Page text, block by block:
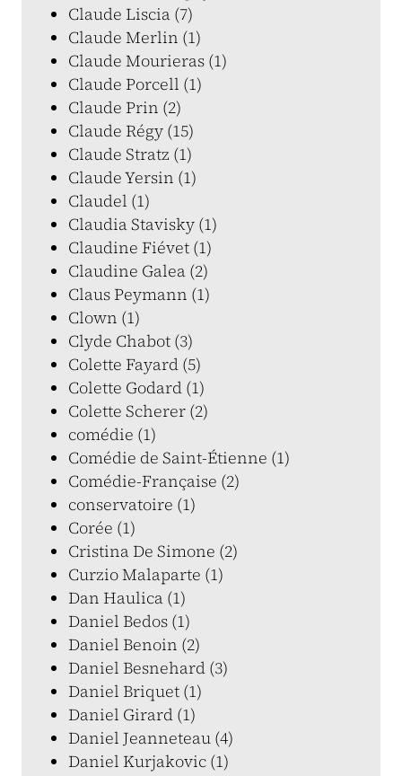
Claude Liscia (7)
Claude Merlin (1)
Claude Mourieras (1)
Claude Porcell (1)
Claude Prin (2)
Claude Régy (15)
Claude Stratz (1)
Claude Yersin (1)
Claudel (1)
Claudia Stavisky (1)
Claudine Fiévet (1)
Claudine Galea (2)
Claus Peymann (1)
Clown (1)
Clyde Chabot (3)
Colette Fayard (5)
Colette Godard (1)
Colette Scherer (2)
comédie (1)
Comédie de Saint-Étienne (1)
Comédie-Française (2)
conservatoire (1)
Corée (1)
Cristina De Simone (2)
Curzio Malaparte (1)
Dan Haulica (1)
Daniel Bedos (1)
Daniel Benoin (2)
Daniel Besnehard (3)
Daniel Briquet (1)
Daniel Girard (1)
Daniel Jeanneteau (4)
Daniel Kurjakovic (1)